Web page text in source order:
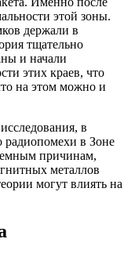
этой зоны.
держали в
тщательно
и начали
этих краев, что
на этом можно и
в
радиопомехи в Зоне
причинам,
металлов
могут влиять на